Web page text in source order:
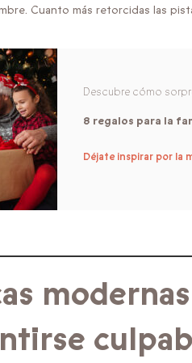
Cuanto más retorcidas las
Descubre cómo
8 regalos para la
Déjate inspirar por la